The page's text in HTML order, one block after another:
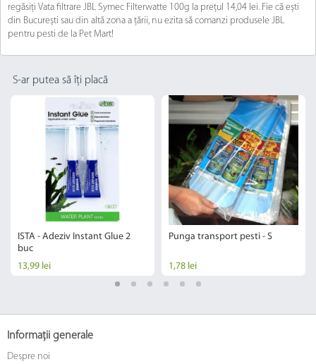
regăsiți Vata filtrare JBL Symec Filterwatte 100g la prețul 14,04 lei. Fie că ești
din București sau din altă zona a țării, nu ezita să comanzi produsele JBL
pentru pesti de la Pet Mart!
S-ar putea să îți placă
ISTA - Adeziv Instant Glue 2
buc
13,99 lei
Punga transport pesti - S
1,78 lei
Informații generale
Despre noi